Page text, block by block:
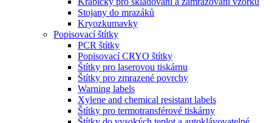
Stojany do mrazáků
Kryozkumavky
Popisovací štítky
PCR štítky
Popisovací CRYO štítky
Štítky pro laserovou tiskárnu
Štítky pro zmrazené povrchy
Warning labels
Xylene and chemical resistant labels
Štítky pro termotransférové tiskárny